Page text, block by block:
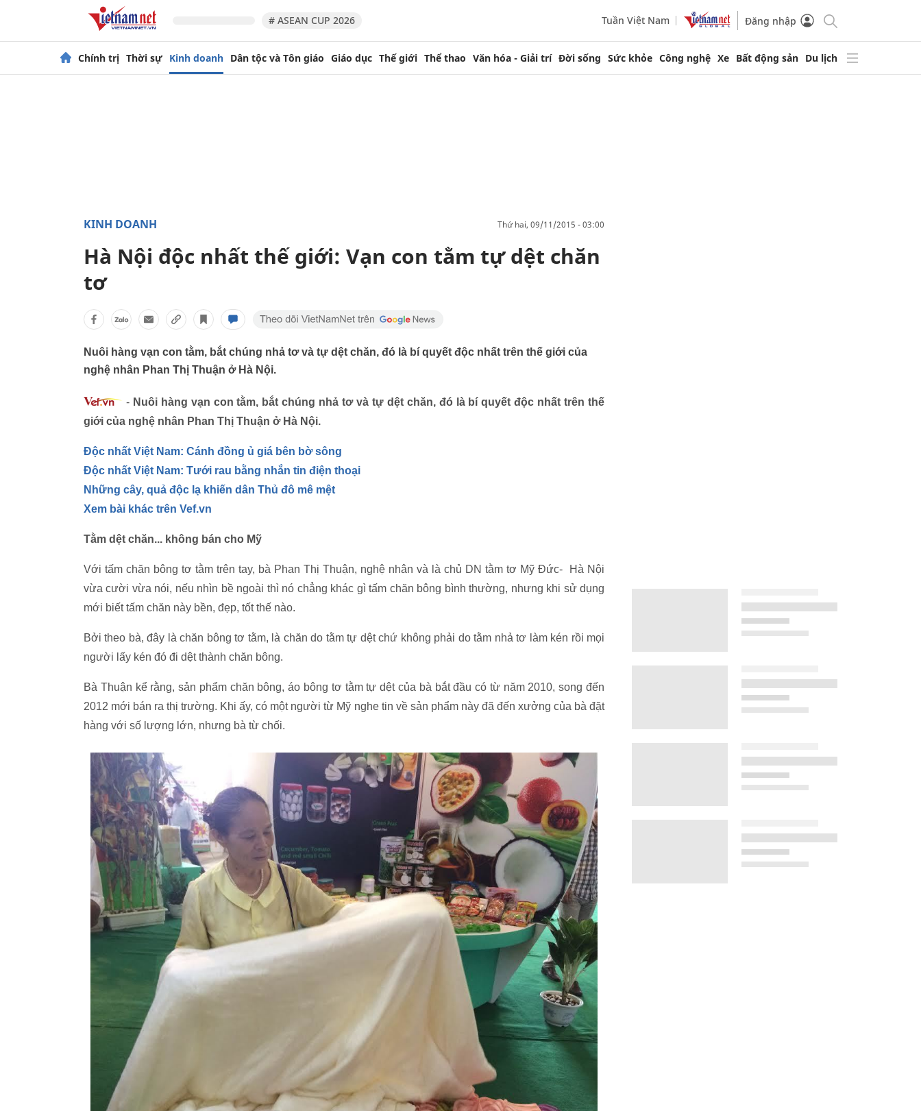
# ASEAN CUP 2026 Tuần Việt Nam Đăng nhập
Chính trị Thời sự Kinh doanh Dân tộc và Tôn giáo Giáo dục Thế giới Thể thao Văn hóa - Giải trí Đời sống Sức khỏe Công nghệ Xe Bất động sản Du lịch
KINH DOANH thứ hai, 09/11/2015 - 03:00
Hà Nội độc nhất thế giới: Vạn con tằm tự dệt chăn
tơ
Nuôi hàng vạn con tằm, bắt chúng nhả tơ và tự dệt chăn, đó là bí quyết độc nhất trên thế giới của
nghệ nhân Phan Thị Thuận ở Hà Nội.
- Nuôi hàng vạn con tằm, bắt chúng nhả tơ và tự dệt chăn, đó là bí quyết độc nhất trên thế
giới của nghệ nhân Phan Thị Thuận ở Hà Nội.
Độc nhất Việt Nam: Cánh đồng ủ giá bên bờ sông
Độc nhất Việt Nam: Tưới rau bằng nhắn tin điện thoại
Những cây, quả độc lạ khiến dân Thủ đô mê mệt
Xem bài khác trên Vef.vn
Tằm dệt chăn... không bán cho Mỹ
Với tấm chăn bông tơ tằm trên tay, bà Phan Thị Thuận, nghệ nhân và là chủ DN tằm tơ Mỹ Đức- Hà Nội
vừa cười vừa nói, nếu nhìn bề ngoài thì nó chẳng khác gì tấm chăn bông bình thường, nhưng khi sử dụng
mới biết tấm chăn này bền, đẹp, tốt thế nào.
Bởi theo bà, đây là chăn bông tơ tằm, là chăn do tằm tự dệt chứ không phải do tằm nhả tơ làm kén rồi mọi
người lấy kén đó đi dệt thành chăn bông.
Bà Thuận kể rằng, sản phẩm chăn bông, áo bông tơ tằm tự dệt của bà bắt đầu có từ năm 2010, song đến
2012 mới bán ra thị trường. Khi ấy, có một người từ Mỹ nghe tin về sản phẩm này đã đến xưởng của bà đặt
hàng với số lượng lớn, nhưng bà từ chối.